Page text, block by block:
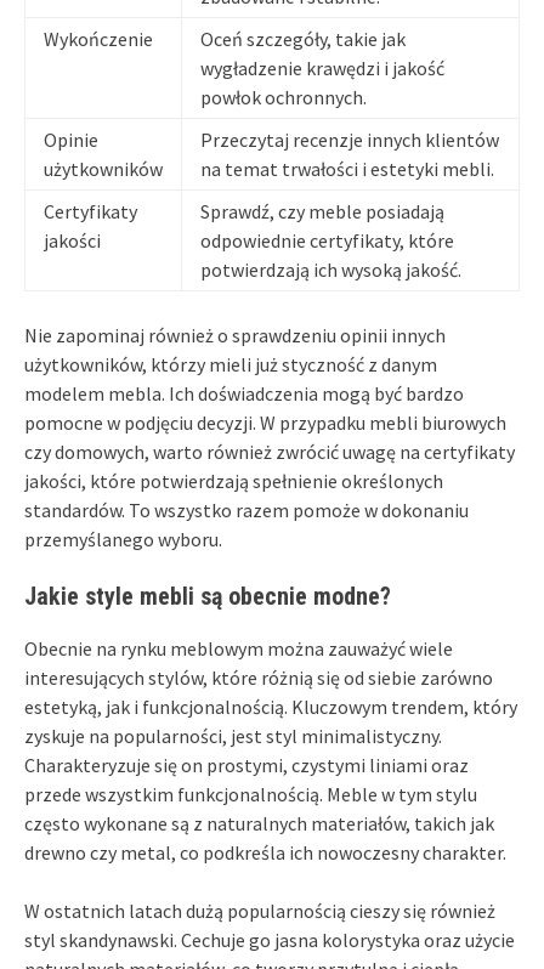
Wykończenie
Oceń szczegóły, takie jak
wygładzenie krawędzi i jakość
powłok ochronnych.
Opinie
użytkowników
Przeczytaj recenzje innych klientów
na temat trwałości i estetyki mebli.
Certyfikaty
jakości
Sprawdź, czy meble posiadają
odpowiednie certyfikaty, które
potwierdzają ich wysoką jakość.
Nie zapominaj również o sprawdzeniu opinii innych
użytkowników, którzy mieli już styczność z danym
modelem mebla. Ich doświadczenia mogą być bardzo
pomocne w podjęciu decyzji. W przypadku mebli biurowych
czy domowych, warto również zwrócić uwagę na certyfikaty
jakości, które potwierdzają spełnienie określonych
standardów. To wszystko razem pomoże w dokonaniu
przemyślanego wyboru.
Jakie style mebli są obecnie modne?
Obecnie na rynku meblowym można zauważyć wiele
interesujących stylów, które różnią się od siebie zarówno
estetyką, jak i funkcjonalnością. Kluczowym trendem, który
zyskuje na popularności, jest styl minimalistyczny.
Charakteryzuje się on prostymi, czystymi liniami oraz
przede wszystkim funkcjonalnością. Meble w tym stylu
często wykonane są z naturalnych materiałów, takich jak
drewno czy metal, co podkreśla ich nowoczesny charakter.
W ostatnich latach dużą popularnością cieszy się również
styl skandynawski. Cechuje go jasna kolorystyka oraz użycie